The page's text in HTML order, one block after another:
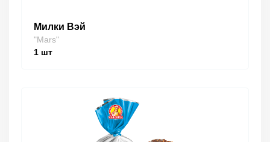
Милки Вэй
"Mars"
1 шт